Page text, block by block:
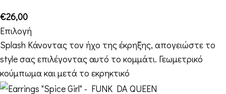
€26,00
Επιλογή
Splash Κάνοντας τον ήχο της έκρηξης, απογειώστε το
style σας επιλέγοντας αυτό το κομμάτι. Γεωμετρικό
κούμπωμα και μετά το εκρηκτικό